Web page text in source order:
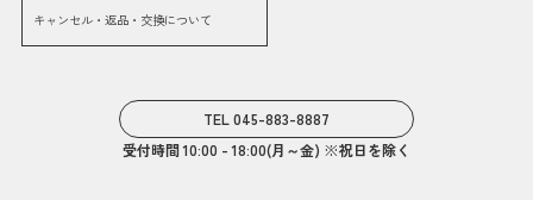
キャンセル・返品・交換について
TEL 045-883-8887
受付時間 10:00 - 18:00(月～金) ※祝日を除く